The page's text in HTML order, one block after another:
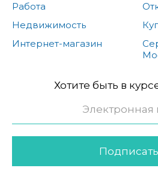
Работа
Недвижимость
Интернет-магазин
Хотите быть в